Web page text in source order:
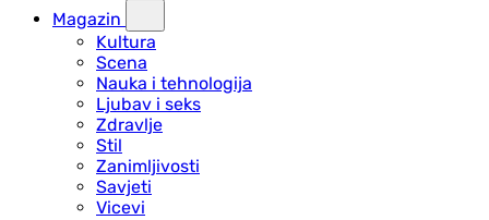
Magazin
Kultura
Scena
Nauka i tehnologija
Ljubav i seks
Zdravlje
Stil
Zanimljivosti
Savjeti
Vicevi